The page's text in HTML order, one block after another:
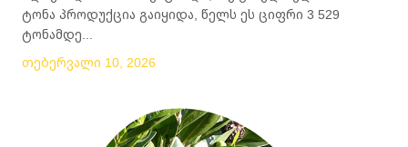
ტონა პროდუქცია გაიყიდა, წელს ეს ციფრი 3 529
ტონამდე...
თებერვალი 10, 2026